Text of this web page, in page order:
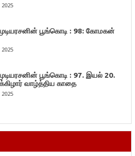
2025
பூங்கொடி : 98: கோமகன்
2025
பூங்கொடி : 97. இயல் 20.
வாழ்த்திய காதை
2025